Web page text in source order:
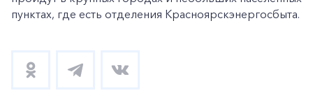
пунктах, где есть отделения Красноярскэнергосбыта.